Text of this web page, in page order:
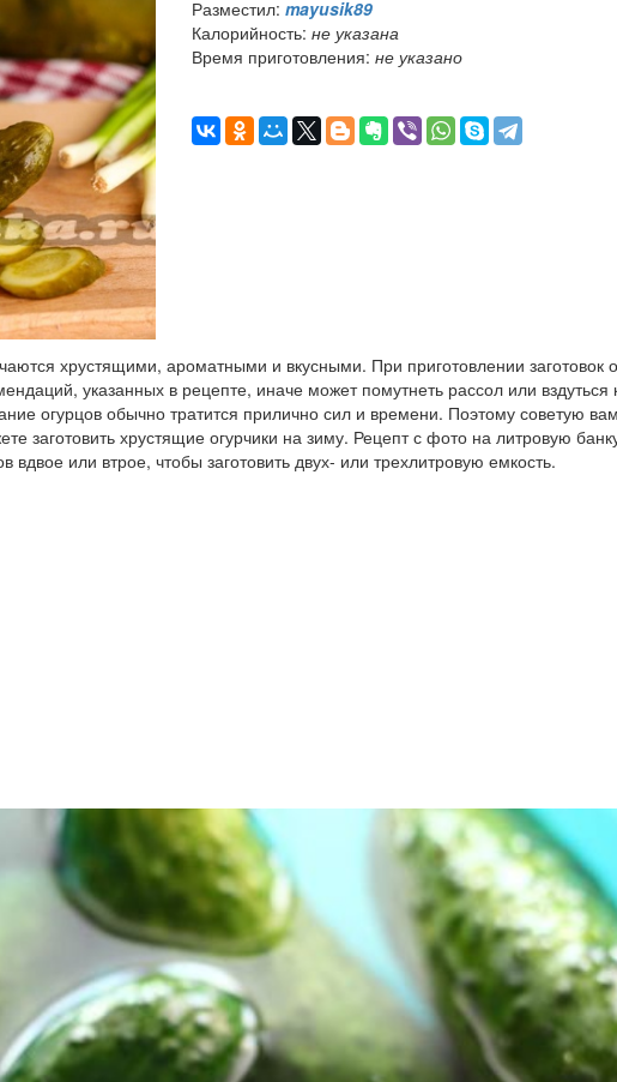
Разместил: mayusik89
Калорийность: не указана
Время приготовления: не указано
хрустящими, ароматными и вкусными. При приготовлении заготовок
указанных в рецепте, иначе может помутнеть рассол или вздуться
огурцов обычно тратится прилично сил и времени. Поэтому советую
заготовить хрустящие огурчики на зиму. Рецепт с фото на литровую
вдвое или втрое, чтобы заготовить двух- или трехлитровую емкость.